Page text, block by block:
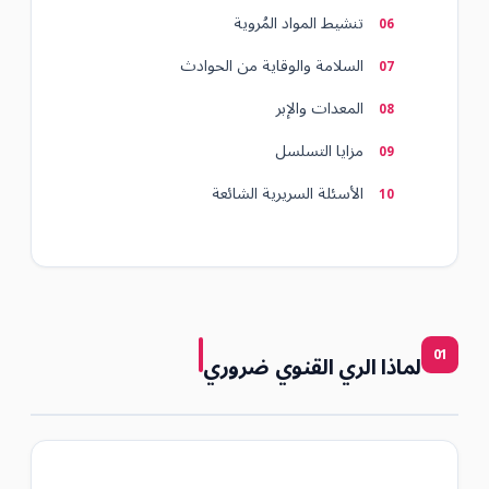
تنشيط المواد المُروية
السلامة والوقاية من الحوادث
المعدات والإبر
مزايا التسلسل
الأسئلة السريرية الشائعة
01 لماذا الري القنوي ضروري